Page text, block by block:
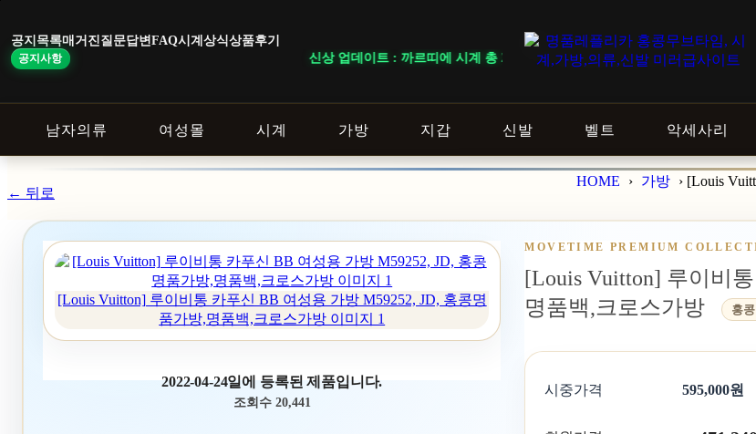
공지목록매거진 질문답변 FAQ시계상식상품후기
공지사항 신상 업데이트 : 까르띠에 시계 총 27개가 입고되었습니다.
남자의류 여성몰 시계 가방 지갑 신발 벨트 악세사리
바
로
기
← 뒤로
HOME › 가방 › [Louis
[Louis Vuitton] 루이비통 카푸신 BB 여성용 가방 M59252, JD, 홍콩명
품가방,명품백,크로스가방 이미지 1
2022-04-24일에 등록된 제품입니다.
조회수 20,441
MOVETIME PREMIUM
[Louis Vuitton] 루이비
명품백,크로스가방
홍
시중가격 595,000원